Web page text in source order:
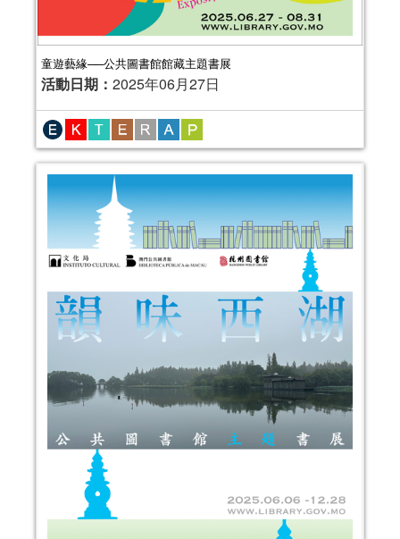
童遊藝緣──公共圖書館館藏主題書展
活動日期： 2025年06月27日